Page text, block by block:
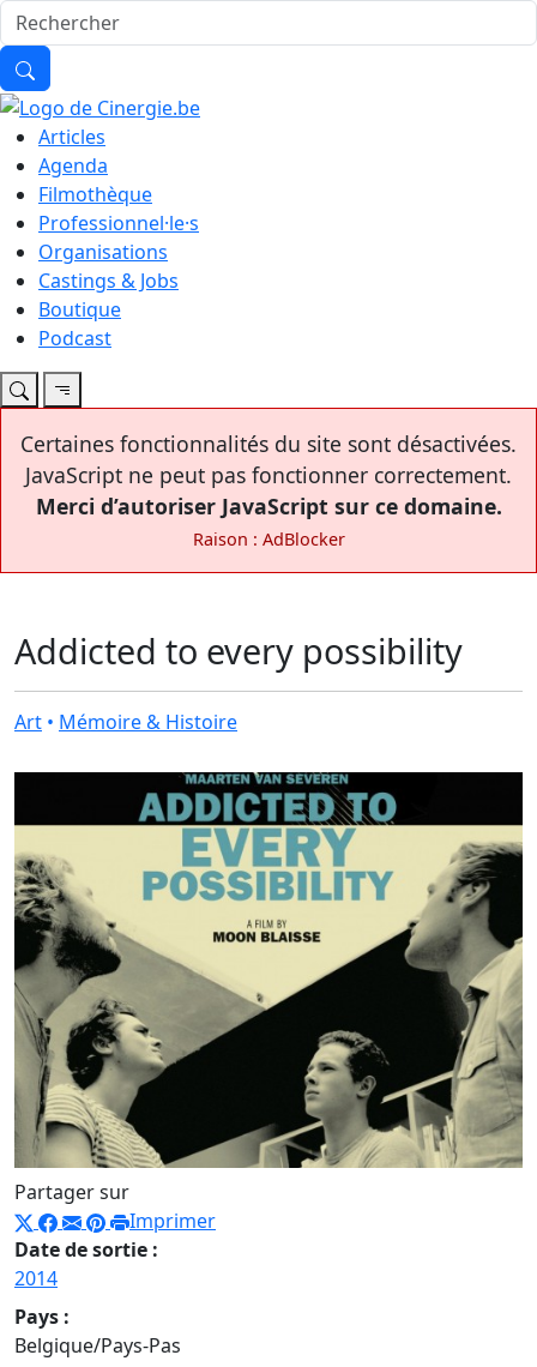
Articles
Agenda
Filmothèque
Professionnel·le·s
Organisations
Castings & Jobs
Boutique
Podcast
Certaines fonctionnalités du site sont désactivées.
JavaScript ne peut pas fonctionner correctement.
Merci d’autoriser JavaScript sur ce domaine.
Raison : AdBlocker
Addicted to every possibility
Art • Mémoire & Histoire
Partager sur
Imprimer
Date de sortie :
2014
Pays :
Belgique/Pays-Pas